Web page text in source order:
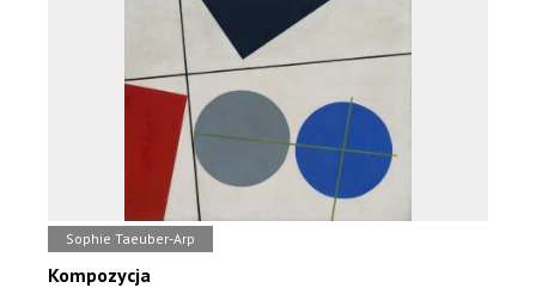
Sophie Taeuber-Arp
Kompozycja